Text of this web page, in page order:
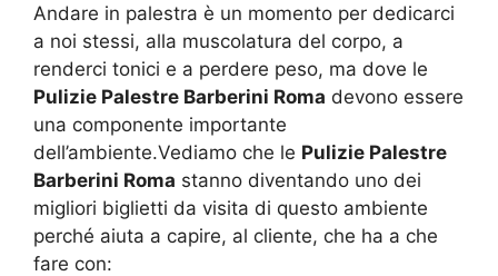
Andare in palestra è un momento per dedicarci
a noi stessi, alla muscolatura del corpo, a
renderci tonici e a perdere peso, ma dove le
Pulizie Palestre Barberini Roma devono essere
una componente importante
dell’ambiente.Vediamo che le Pulizie Palestre
Barberini Roma stanno diventando uno dei
migliori biglietti da visita di questo ambiente
perché aiuta a capire, al cliente, che ha a che
fare con: